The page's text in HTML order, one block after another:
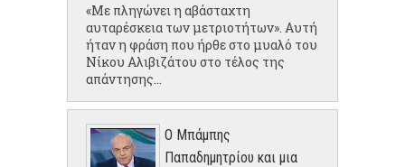
«Με πληγώνει η αβάσταχτη
αυταρέσκεια των μετριοτήτων». Αυτή
ήταν η φράση που ήρθε στο μυαλό του
Νίκου Αλιβιζάτου στο τέλος της
απάντησης...
Ο Μπάμπης
Παπαδημητρίου και μια